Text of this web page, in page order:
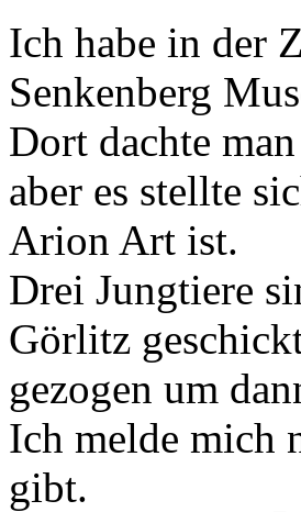
Ich habe in der
Senkenberg
Dort dachte
aber es stellte
Arion Art ist.
Drei Jungtiere
Görlitz
gezogen um
Ich melde mich
gibt.